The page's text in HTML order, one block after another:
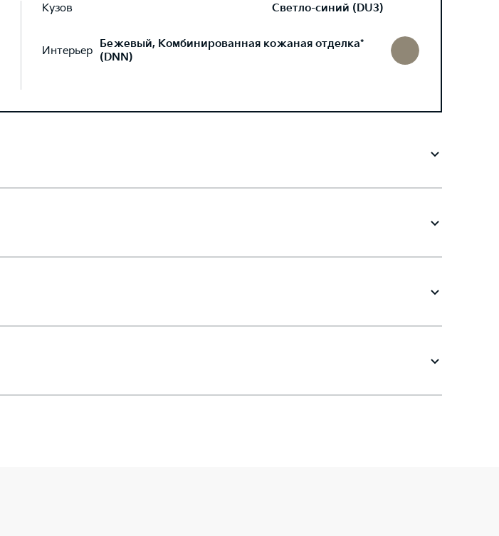
Кузов Светло-синий (DU3)
Интерьер Бежевый, Комбинированная кожаная отделка*
(DNN)